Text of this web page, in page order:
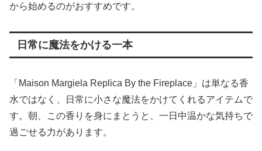
から始めるのがおすすめです。
日常に魔法をかける一本
「Maison Margiela Replica By the Fireplace」は単なる香
水ではなく、日常に小さな魔法をかけてくれるアイテムで
す。朝、この香りを身にまとうと、一日中温かな気持ちで
過ごせる力があります。